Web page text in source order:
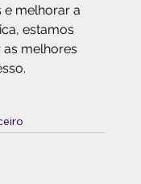
e melhorar a
estamos
melhores